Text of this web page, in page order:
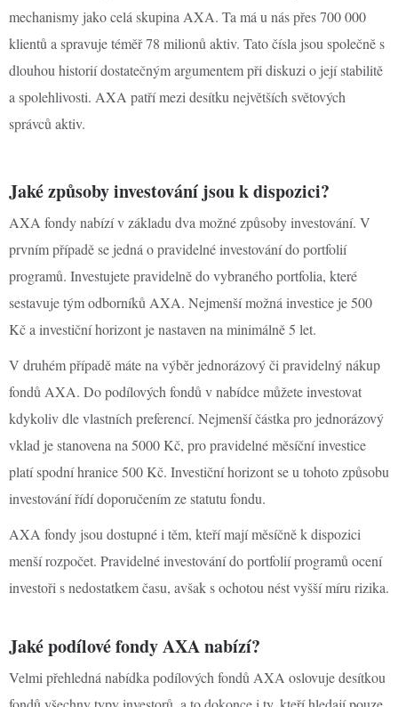
mechanismy jako celá skupina AXA. Ta má u nás přes 700 000
klientů a spravuje téměř 78 milionů aktiv. Tato čísla jsou společně s
dlouhou historií dostatečným argumentem při diskuzi o její stabilitě
a spolehlivosti. AXA patří mezi desítku největších světových
správců aktiv.
Jaké způsoby investování jsou k dispozici?
AXA fondy nabízí v základu dva možné způsoby investování. V
prvním případě se jedná o pravidelné investování do portfolií
programů. Investujete pravidelně do vybraného portfolia, které
sestavuje tým odborníků AXA. Nejmenší možná investice je 500
Kč a investiční horizont je nastaven na minimálně 5 let.
V druhém případě máte na výběr jednorázový či pravidelný nákup
fondů AXA. Do podílových fondů v nabídce můžete investovat
kdykoliv dle vlastních preferencí. Nejmenší částka pro jednorázový
vklad je stanovena na 5000 Kč, pro pravidelné měsíční investice
platí spodní hranice 500 Kč. Investiční horizont se u tohoto způsobu
investování řídí doporučením ze statutu fondu.
AXA fondy jsou dostupné i těm, kteří mají měsíčně k dispozici
menší rozpočet. Pravidelné investování do portfolií programů ocení
investoři s nedostatkem času, avšak s ochotou nést vyšší míru rizika.
Jaké podílové fondy AXA nabízí?
Velmi přehledná nabídka podílových fondů AXA oslovuje desítkou